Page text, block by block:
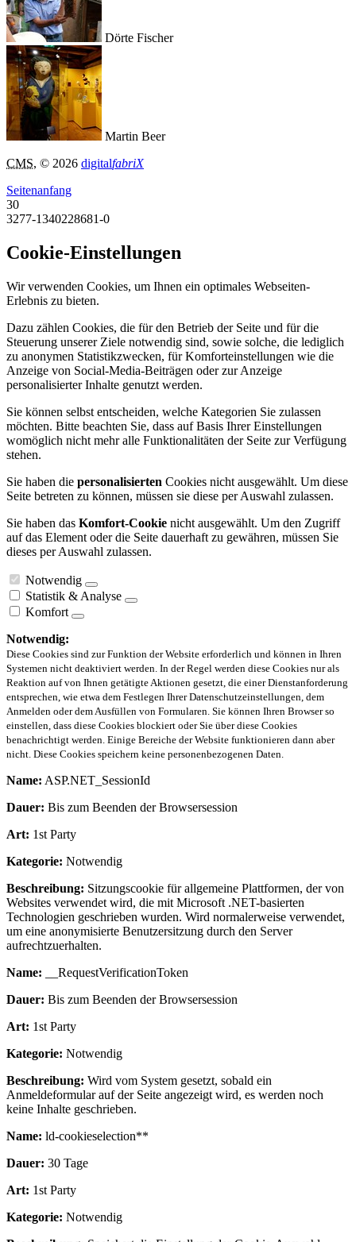
Dörte Fischer
Martin Beer
CMS, © 2026 digitalfabriX
Seitenanfang
30
3277-1340228681-0
Cookie-Einstellungen
Wir verwenden Cookies, um Ihnen ein optimales Webseiten-
Erlebnis zu bieten.
Dazu zählen Cookies, die für den Betrieb der Seite und für die
Steuerung unserer Ziele notwendig sind, sowie solche, die lediglich
zu anonymen Statistikzwecken, für Komforteinstellungen wie die
Anzeige von Social-Media-Beiträgen oder zur Anzeige
personalisierter Inhalte genutzt werden.
Sie können selbst entscheiden, welche Kategorien Sie zulassen
möchten. Bitte beachten Sie, dass auf Basis Ihrer Einstellungen
womöglich nicht mehr alle Funktionalitäten der Seite zur Verfügung
stehen.
Sie haben die personalisierten Cookies nicht ausgewählt. Um diese
Seite betreten zu können, müssen sie diese per Auswahl zulassen.
Sie haben das Komfort-Cookie nicht ausgewählt. Um den Zugriff
auf das Element oder die Seite dauerhaft zu gewähren, müssen Sie
dieses per Auswahl zulassen.
Notwendig
Statistik & Analyse
Komfort
Notwendig:
Diese Cookies sind zur Funktion der Website erforderlich und können in Ihren
Systemen nicht deaktiviert werden. In der Regel werden diese Cookies nur als
Reaktion auf von Ihnen getätigte Aktionen gesetzt, die einer Dienstanforderung
entsprechen, wie etwa dem Festlegen Ihrer Datenschutzeinstellungen, dem
Anmelden oder dem Ausfüllen von Formularen. Sie können Ihren Browser so
einstellen, dass diese Cookies blockiert oder Sie über diese Cookies
benachrichtigt werden. Einige Bereiche der Website funktionieren dann aber
nicht. Diese Cookies speichern keine personenbezogenen Daten.
Name: ASP.NET_SessionId
Dauer: Bis zum Beenden der Browsersession
Art: 1st Party
Kategorie: Notwendig
Beschreibung: Sitzungscookie für allgemeine Plattformen, der von
Websites verwendet wird, die mit Microsoft .NET-basierten
Technologien geschrieben wurden. Wird normalerweise verwendet,
um eine anonymisierte Benutzersitzung durch den Server
aufrechtzuerhalten.
Name: __RequestVerificationToken
Dauer: Bis zum Beenden der Browsersession
Art: 1st Party
Kategorie: Notwendig
Beschreibung: Wird vom System gesetzt, sobald ein
Anmeldeformular auf der Seite angezeigt wird, es werden noch
keine Inhalte geschrieben.
Name: ld-cookieselection**
Dauer: 30 Tage
Art: 1st Party
Kategorie: Notwendig